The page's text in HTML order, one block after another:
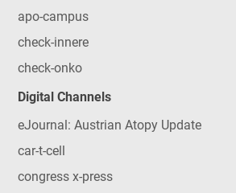
apo-campus
check-innere
check-onko
Digital Channels
eJournal: Austrian Atopy Update
car-t-cell
congress x-press